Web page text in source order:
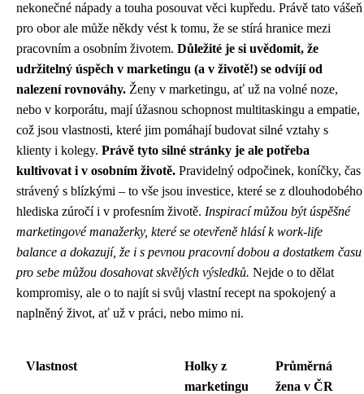
nekonečné nápady a touha posouvat věci kupředu. Právě tato vášeň
pro obor ale může někdy vést k tomu, že se stírá hranice mezi
pracovním a osobním životem. Důležité je si uvědomit, že
udržitelný úspěch v marketingu (a v životě!) se odvíjí od
nalezení rovnováhy. Ženy v marketingu, ať už na volné noze,
nebo v korporátu, mají úžasnou schopnost multitaskingu a empatie,
což jsou vlastnosti, které jim pomáhají budovat silné vztahy s
klienty i kolegy. Právě tyto silné stránky je ale potřeba
kultivovat i v osobním životě. Pravidelný odpočinek, koníčky, čas
strávený s blízkými – to vše jsou investice, které se z dlouhodobého
hlediska zúročí i v profesním životě. Inspirací můžou být úspěšné
marketingové manažerky, které se otevřeně hlásí k work-life
balance a dokazují, že i s pevnou pracovní dobou a dostatkem času
pro sebe můžou dosahovat skvělých výsledků. Nejde o to dělat
kompromisy, ale o to najít si svůj vlastní recept na spokojený a
naplněný život, ať už v práci, nebo mimo ni.
Vlastnost
Holky z
marketingu
Průměrná
žena v ČR